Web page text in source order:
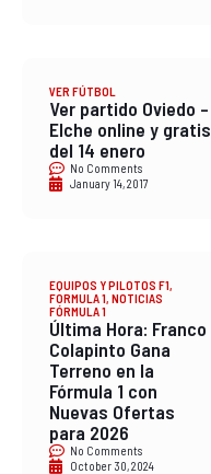
VER FÚTBOL
Ver partido Oviedo –
Elche online y gratis
del 14 enero
No Comments
January 14, 2017
EQUIPOS Y PILOTOS F1
FORMULA 1 NOTICIAS
FÓRMULA 1
Última Hora: Franco
Colapinto Gana
Terreno en la
Fórmula 1 con
Nuevas Ofertas
para 2026
No Comments
October 30, 2024